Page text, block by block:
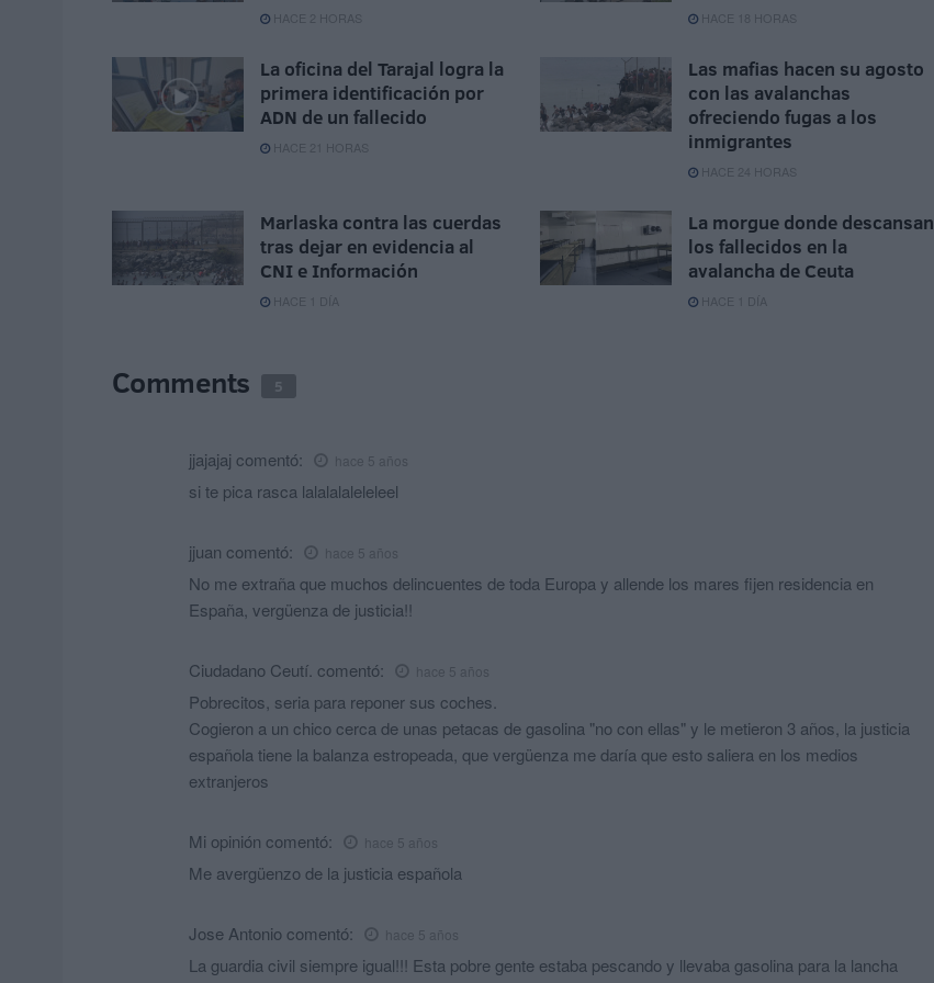
HACE 2 HORAS HACE 18 HORAS
La oficina del Tarajal logra la
primera identificación por
ADN de un fallecido
HACE 21 HORAS
Las mafias hacen su agosto
con las avalanchas
ofreciendo fugas a los
inmigrantes
HACE 24 HORAS
Marlaska contra las cuerdas
tras dejar en evidencia al
CNI e Información
HACE 1 DÍA
La morgue donde descansan
los fallecidos en la
avalancha de Ceuta
HACE 1 DÍA
Comments 5
jjajajaj comentó: hace 5 años
si te pica rasca lalalalaleleleel
jjuan comentó: hace 5 años
No me extraña que muchos delincuentes de toda Europa y allende los mares fijen residencia en
España, vergüenza de justicia!!
Ciudadano Ceutí. comentó: hace 5 años
Pobrecitos, seria para reponer sus coches.
Cogieron a un chico cerca de unas petacas de gasolina "no con ellas" y le metieron 3 años, la justicia
española tiene la balanza estropeada, que vergüenza me daría que esto saliera en los medios
extranjeros
Mi opinión comentó: hace 5 años
Me avergüenzo de la justicia española
Jose Antonio comentó: hace 5 años
La guardia civil siempre igual!!! Esta pobre gente estaba pescando y llevaba gasolina para la lancha